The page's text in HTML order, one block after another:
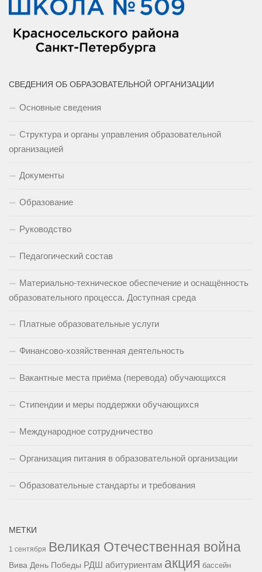
СВЕДЕНИЯ ОБ ОБРАЗОВАТЕЛЬНОЙ ОРГАНИЗАЦИИ
Основные сведения
Структура и органы управления образовательной
организацией
Документы
Образование
Руководство
Педагогический состав
Материально-техническое обеспечение и оснащённость
образовательного процесса. Доступная среда
Платные образовательные услуги
Финансово-хозяйственная деятельность
Вакантные места приёма (перевода) обучающихся
Стипендии и меры поддержки обучающихся
Международное сотрудничество
Организация питания в образовательной организации
Образовательные стандарты и требования
МЕТКИ
1 сентября Великая Отечественная война
Вива День Победы РДШ абитуриентам акция бассейн